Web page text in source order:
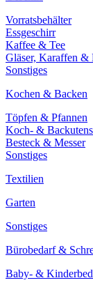
Vorratsbehälter
Essgeschirr
Kaffee & Tee
Gläser, Karaffen &
Sonstiges
Kochen & Backen
Töpfen & Pfannen
Koch- &
Besteck & Messer
Sonstiges
Textilien
Garten
Sonstiges
Bürobedarf &
Baby- &